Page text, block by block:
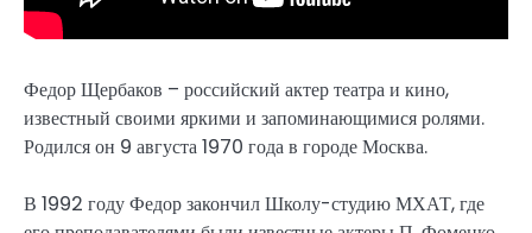
Федор Щербаков – российский актер театра и кино,
известный своими яркими и запоминающимися ролями.
Родился он 9 августа 1970 года в городе Москва.
В 1992 году Федор закончил Школу-студию МХАТ, где